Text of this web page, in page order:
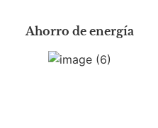
Ahorro de energía